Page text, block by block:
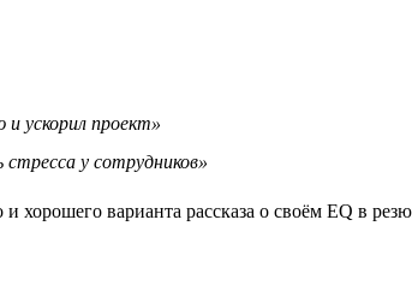
ускорил проект»
у сотрудников»